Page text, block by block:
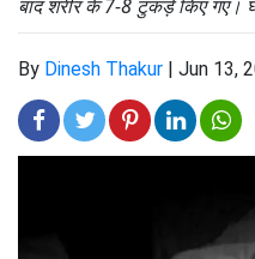
बाद शरीर के 7-8 टुकड़े किए गए।
By Dinesh Thakur | Jun 13,